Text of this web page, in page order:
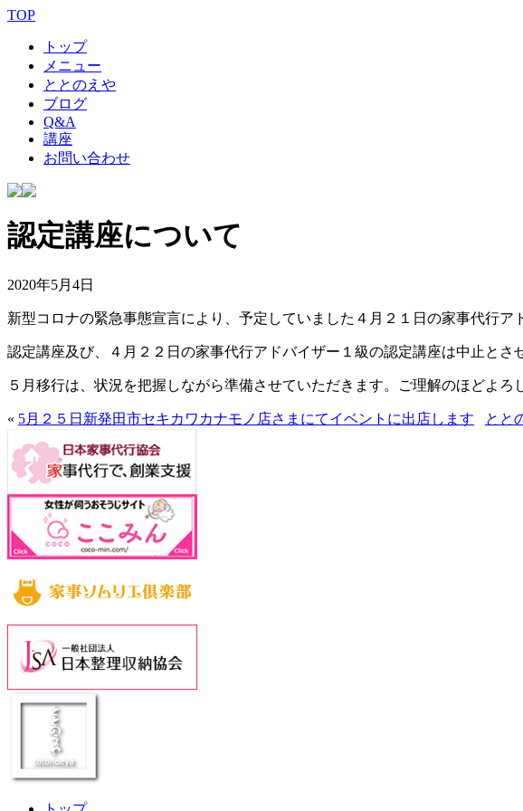
TOP
トップ
メニュー
ととのえや
ブログ
Q&A
講座
お問い合わせ
認定講座について
2020年5月4日
新型コロナの緊急事態宣言により、予定していました４月２１日の家事代行ア
認定講座及び、４月２２日の家事代行アドバイザー１級の認定講座は中止とさ
５月移行は、状況を把握しながら準備させていただきます。ご理解のほどよろ
« 5月２５日新発田市セキカワカナモノ店さまにてイベントに出店します とと